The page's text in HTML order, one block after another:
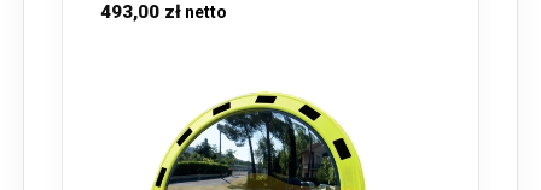
493,00 zł